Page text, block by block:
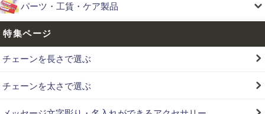
パーツ・工賃・ケア製品
特集ページ
チェーンを長さで選ぶ
チェーンを太さで選ぶ